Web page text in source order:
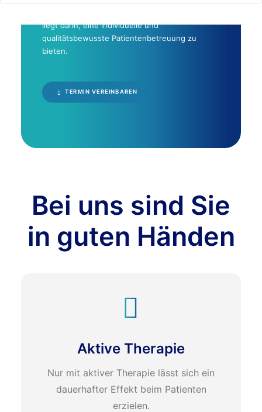
liegt darin, eine individuelle und
qualitätsbewusste Patientenbetreuung zu
bieten.
TERMIN VEREINBAREN
Bei uns sind Sie
in guten Händen
Aktive Therapie
Nur mit aktiver Therapie lässt sich ein
dauerhafter Effekt beim Patienten
erzielen.